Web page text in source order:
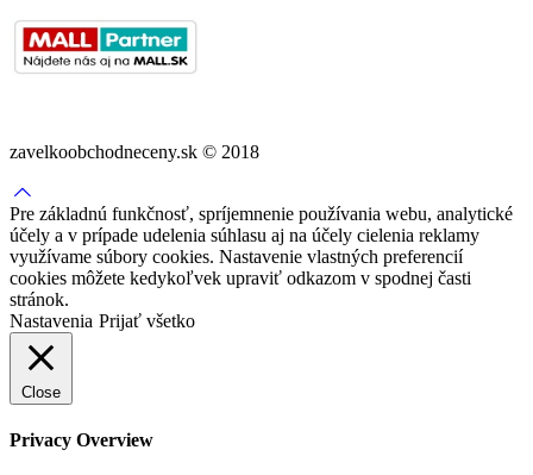
zavelkoobchodneceny.sk © 2018
Pre základnú funkčnosť, spríjemnenie používania webu, analytické
účely a v prípade udelenia súhlasu aj na účely cielenia reklamy
využívame súbory cookies. Nastavenie vlastných preferencií
cookies môžete kedykoľvek upraviť odkazom v spodnej časti
stránok.
Nastavenia Prijať všetko
Close
Privacy Overview